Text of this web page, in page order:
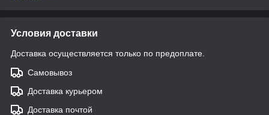
Условия доставки
Доставка осуществляется только по предоплате.
Самовывоз
Доставка курьером
Доставка почтой